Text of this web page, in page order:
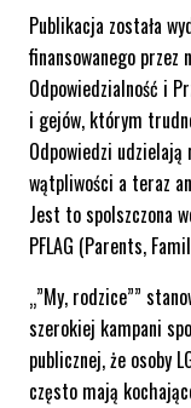
Publikacja została
finansowanego przez
Odpowiedzialność i
i gejów, którym
Odpowiedzi
wątpliwości a teraz
Jest to spolszczona
PFLAG (Parents,
„”My, rodzice””
szerokiej kampani
publicznej, że osoby
często mają